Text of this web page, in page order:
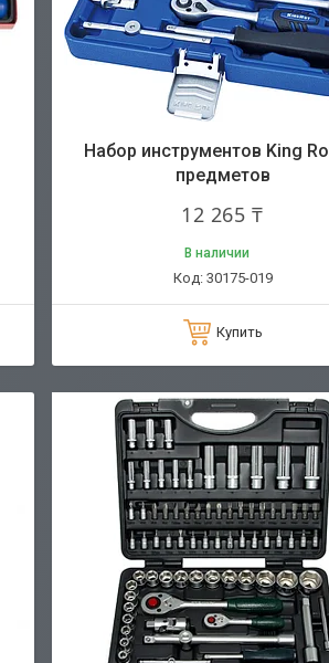
Набор инструментов King
предметов
12 265 ₸
В наличии
30175-019
Купить